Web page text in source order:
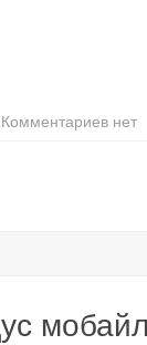
Комментариевкнет